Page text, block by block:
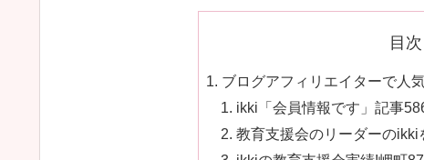
目次
ブログアフィリエイターで人
ikki「会員情報です」記事
教育支援会のリーダーのikki